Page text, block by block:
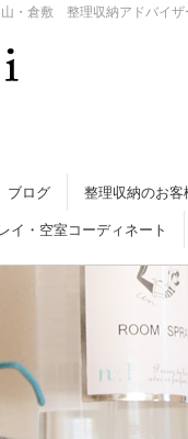
・倉敷 整理収納アドバイ
ブログ 整理収納のお客
イ・空室コーディネート